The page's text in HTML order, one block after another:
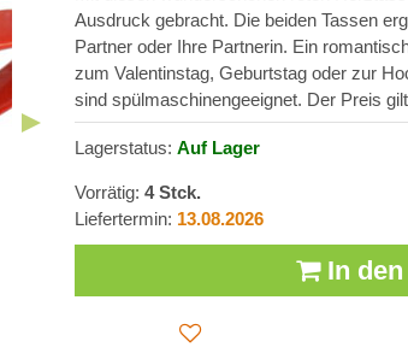
Ausdruck gebracht. Die beiden Tassen
Partner oder Ihre Partnerin. Ein
zum Valentinstag, Geburtstag oder zur
sind spülmaschinengeeignet. Der Preis
Lagerstatus: Auf Lager
Vorrätig: 4Stck.
Liefertermin: 13.08.2026
In den